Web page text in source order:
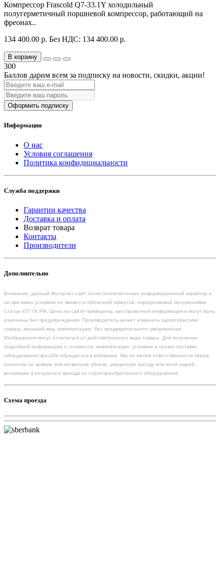
Компрессор Frascold Q7-33.1Y холодильный
полугерметичный поршневой компрессор, работающий на
фреонах..
134 400.00 р. Без НДС: 134 400.00 р.
В корзину
300
Баллов дарим всем за подписку на новости, скидки, акции!
Оформить подписку
Информация
О нас
Условия соглашения
Политика конфидициальности
Служба поддержки
Гарантии качества
Доставка и оплата
Возврат товара
Контакты
Производители
Дополнительно
Внимание, данный Интернет-сайт носит исключительно информационный характер и
ни при каких условиях не является публичной офертой, определяемой положениями
Статьи 437 ГК РФ. Цены на сайте приведены, как справочная информация и могут быть
изменены без предупреждения. Производитель может изменить характеристики
товара, внешний вид, комплектацию, без предварительного уведомления.
Изображения могут отличаться от действительного вида товара. Для получения
подробной информации о стоимости, комплектации, условиях и сроках поставки
оборудования просьба обращаться в компанию. Мы не несем ответственности перед
клиентом за прямые или косвенные убытки, упущенную выгоду или иной ущерб,
возникшие в результате выхода из строя приобретенного оборудования.
Схема проезда